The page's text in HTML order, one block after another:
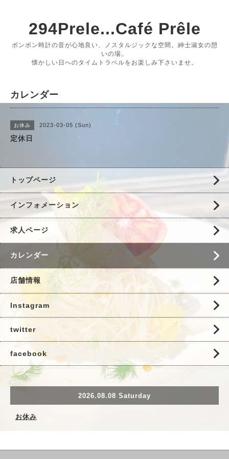
294Prele...Café Prêle
ボンボン時計の音が心地良い、ノスタルジックな空間。紳士淑女の憩
いの場。
懐かしい日へのタイムトラベルをお楽しみ下さいませ。
カレンダー
お休み 2023-03-05 (Sun)
定休日
トップページ
インフォメーション
求人ページ
カレンダー
店舗情報
Instagram
twitter
facebook
2026.08.08 Saturday
お休み